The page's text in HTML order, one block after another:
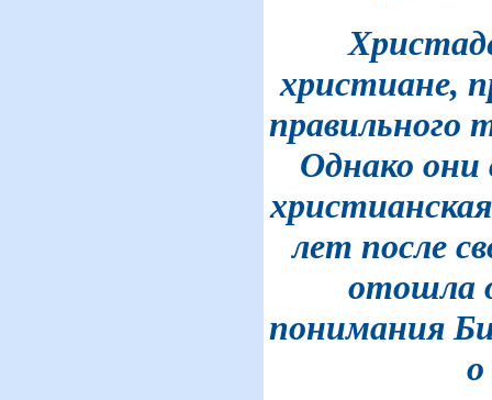
христиане,
правильного
Однако
лет после
отошла
понимания